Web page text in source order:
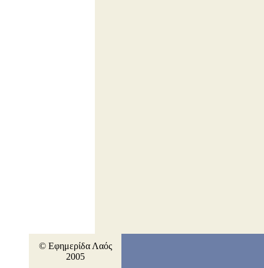
© Εφημερίδα Λαός
2005